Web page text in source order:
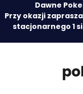
Dawne
Przy okazji
stacjonarnego 1